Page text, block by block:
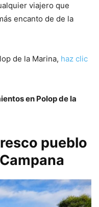
viajero que
encanto de de la
de la Marina, haz clic
en Polop de la
pueblo